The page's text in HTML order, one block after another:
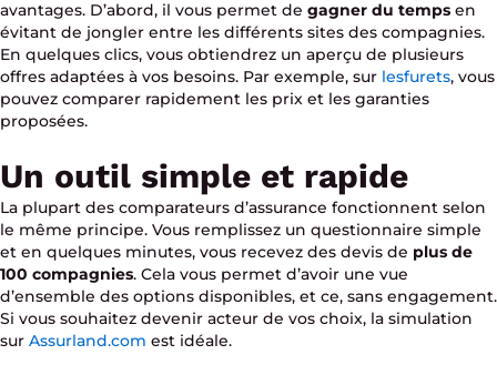
avantages. D’abord, il vous permet de gagner du temps en
évitant de jongler entre les différents sites des compagnies.
En quelques clics, vous obtiendrez un aperçu de plusieurs
offres adaptées à vos besoins. Par exemple, sur lesfurets, vous
pouvez comparer rapidement les prix et les garanties
proposées.
Un outil simple et rapide
La plupart des comparateurs d’assurance fonctionnent selon
le même principe. Vous remplissez un questionnaire simple
et en quelques minutes, vous recevez des devis de plus de
100 compagnies. Cela vous permet d’avoir une vue
d’ensemble des options disponibles, et ce, sans engagement.
Si vous souhaitez devenir acteur de vos choix, la simulation
sur Assurland.com est idéale.